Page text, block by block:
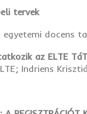
tervek
egyetemi docens
az ELTE
Indriens